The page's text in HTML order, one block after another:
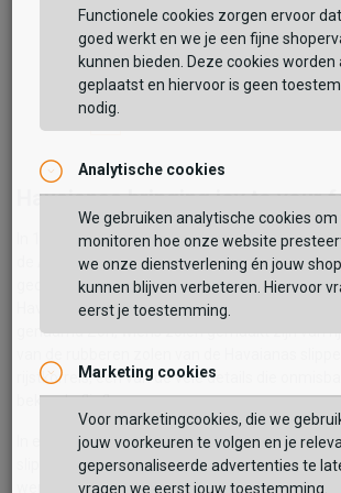
Havaianas
Hav. Slim
29,99
Havaianas bringing joy to your
In 1962 is het allemaal begonnen. Met het
de Atlantische oceaan, het tropische weer en
gedachte heeft Alpargatas de Havaianas
Havaianas zijn gebaseerd op de traditionele
genaamd Zori, wiens zolen gemaakt zijn van
rijstkorrels, één van de vele details die
bekende flipflops.
In eerste instantie werden er alleen blauw-
slippers geproduceerd. Echter toe er in 1969
werd gemaakt en een groene variant werd
Functionele cookies zorgen ervoor
goed werkt en we je een fijne
kunnen bieden. Deze cookies worden
geplaatst en hiervoor is geen
nodig.
Analytische cookies
We gebruiken analytische cookies om
monitoren hoe onze website
we onze dienstverlening én jouw
kunnen blijven verbeteren. Hiervoor
eerst je toestemming.
Marketing cookies
Voor marketingcookies, die we
jouw voorkeuren te volgen en je
gepersonaliseerde advertenties te
vragen we eerst jouw toestemming.